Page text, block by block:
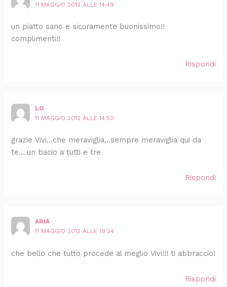
11 MAGGIO 2012 ALLE 14:49
un piatto sano e sicuramente buonissimo!!
complimenti!!
Rispondi
LO
11 MAGGIO 2012 ALLE 14:50
grazie Vivi…che meraviglia…sempre meraviglia qui da
te….un bacio a tutti e tre
Rispondi
ARIA
11 MAGGIO 2012 ALLE 19:24
che bello che tutto procede al meglio Vivi!!! ti abbraccio!
Rispondi